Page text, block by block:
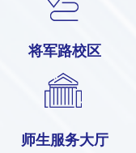
将军路校区
师生服务大厅